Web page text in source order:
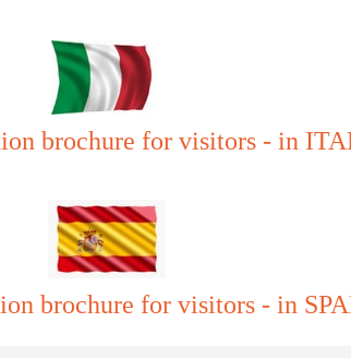
brochure for visitors - in
brochure for visitors - in